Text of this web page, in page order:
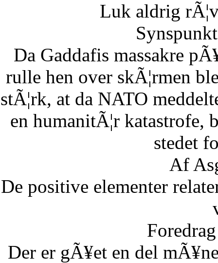
Luk aldrig
Da Gaddafis massakre
rulle hen over skÃ¦rmen
stÃ¦rk, at da NATO
en humanitÃ¦r katastrofe,
stedet
Af
De positive elementer
Der er gÃ¥et en del